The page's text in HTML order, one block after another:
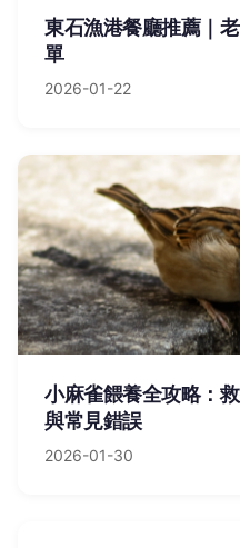
東石漁港餐廳推薦｜
單
2026-01-22
小麻雀餵養全攻略：
與常見錯誤
2026-01-30